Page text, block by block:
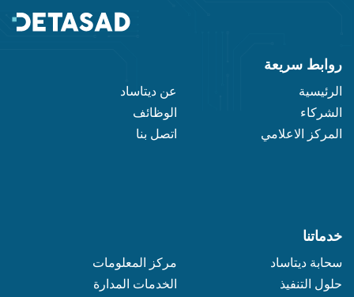
روابط سريعة
الرئيسية
عن ديتاساد
الشركاء
الوظائف
المركز الاعلامي
اتصل بنا
خدماتنا
سحابة ديتاساد
مركز المعلومات
حلول التنفيذ
الخدمات المدارة